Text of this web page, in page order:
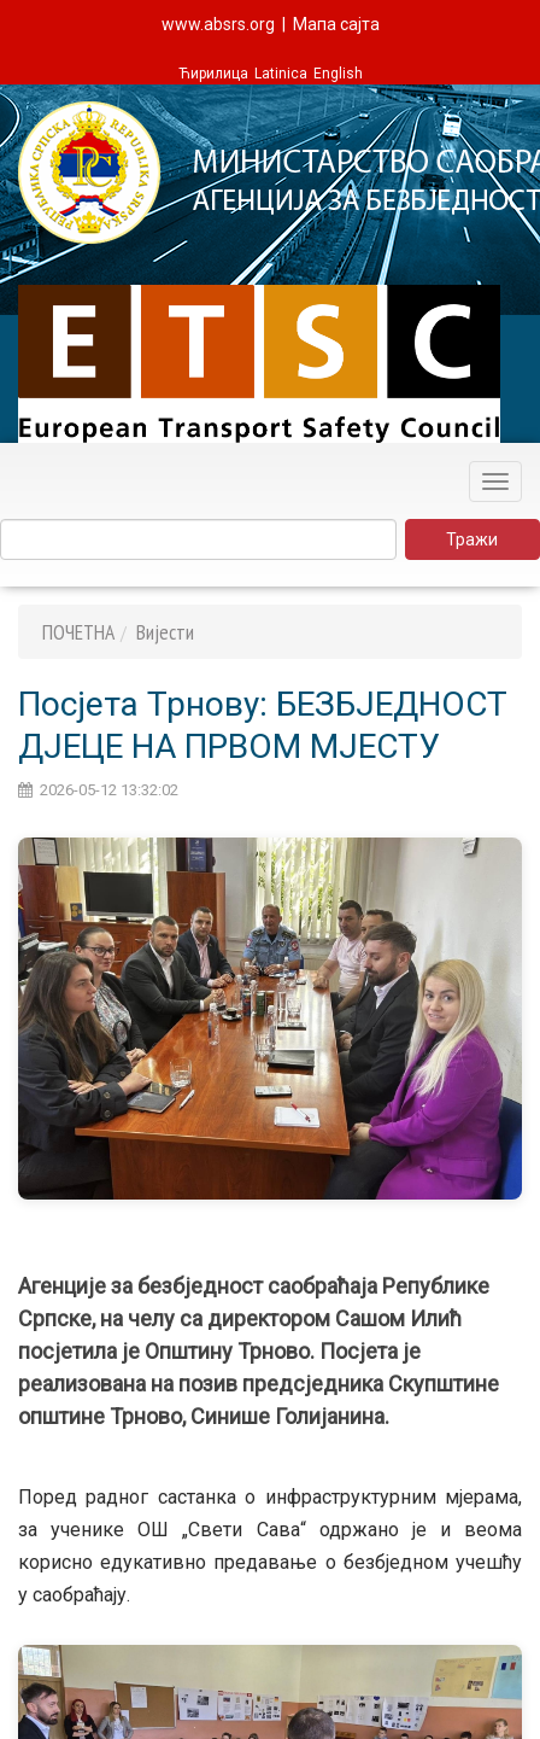
www.absrs.org Мапа сајта
Ћирилица Latinica English
ПОЧЕТНА Вијести
Посјета Трнову: БЕЗБЈЕДНОСТ
ДЈЕЦЕ НА ПРВОМ МЈЕСТУ
2026-05-12 13:32:02
Агенције за безбједност саобраћаја Републике
Српске, на челу са директором Сашом Илић
посјетила је Општину Трново. Посјета је
реализована на позив предсједника Скупштине
општине Трново, Синише Голијанина.
Поред радног састанка о инфраструктурним мјерама,
за ученике ОШ „Свети Сава“ одржано је и веома
корисно едукативно предавање о безбједном учешћу
у саобраћају.